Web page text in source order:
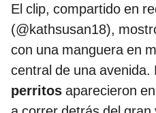
El clip, compartido en
(@kathsusan18),
con una manguera en
central de una avenida.
perritos aparecieron